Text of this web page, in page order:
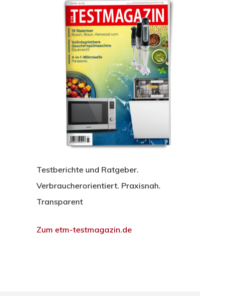
Testberichte und Ratgeber.
Verbraucherorientiert. Praxisnah.
Transparent
Zum etm-testmagazin.de